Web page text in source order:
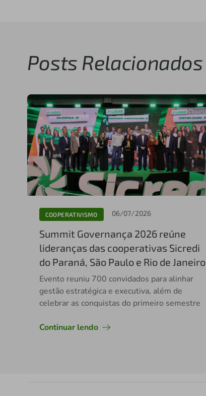
Posts Relacionados
COOPERATIVISMO 06/07/2026
Summit Governança 2026 reúne
lideranças das cooperativas Sicredi
do Paraná, São Paulo e Rio de Janeiro
Evento reuniu 700 convidados para alinhar
gestão estratégica e executiva, além de
celebrar as conquistas do primeiro semestre
Continuar lendo